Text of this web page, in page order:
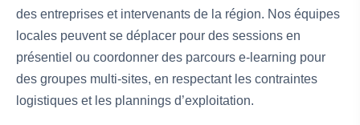
des entreprises et intervenants de la région. Nos équipes
locales peuvent se déplacer pour des sessions en
présentiel ou coordonner des parcours e‑learning pour
des groupes multi‑sites, en respectant les contraintes
logistiques et les plannings d’exploitation.